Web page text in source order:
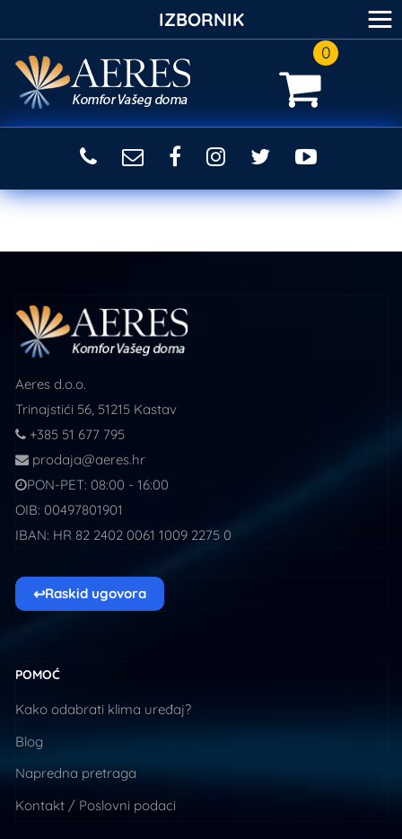
0
Aeres d.o.o.
Trinajstići 56, 51215 Kastav
+385 51 677 795
prodaja@aeres.hr
PON-PET: 08:00 - 16:00
OIB: 00497801901
IBAN: HR 82 2402 0061 1009 2275 0
↩Raskid ugovora
POMOĆ
Kako odabrati klima uređaj?
Blog
Napredna pretraga
Kontakt / Poslovni podaci
IZBORNIK ≡